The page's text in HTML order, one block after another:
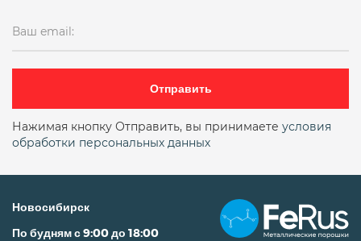
Ваш email:
Отправить
Нажимая кнопку Отправить, вы принимаете условия
обработки персональных данных
Новосибирск
По будням с 9:00 до 18:00